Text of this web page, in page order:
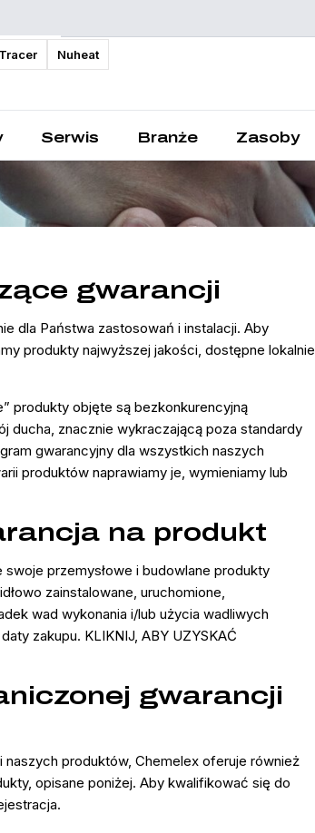
Tracer Nuheat
Serwis Branże Zasoby
gwarancji
dla Państwa zastosowań i instalacji. Aby
produkty najwyższej jakości, dostępne lokalnie
produkty objęte są bezkonkurencyjną
ducha, znacznie wykraczającą poza standardy
gwarancyjny dla wszystkich naszych
produktów naprawiamy je, wymieniamy lub
na produkt
przemysłowe i budowlane produkty
zainstalowane, uruchomione,
wad wykonania i/lub użycia wadliwych
zakupu. KLIKNIJ, ABY UZYSKAĆ
gwarancji
produktów, Chemelex oferuje również
opisane poniżej. Aby kwalifikować się do